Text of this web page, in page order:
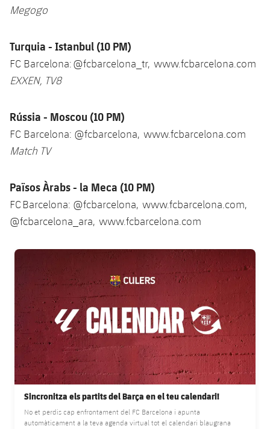
Megogo
Turquia - Istanbul (10 PM)
FC Barcelona: @fcbarcelona_tr, www.fcbarcelona.com
EXXEN, TV8
Rússia - Moscou (10 PM)
FC Barcelona: @fcbarcelona, www.fcbarcelona.com
Match TV
Països Àrabs - la Meca (10 PM)
FC Barcelona: @fcbarcelona, www.fcbarcelona.com,
@fcbarcelona_ara, www.fcbarcelona.com
FC Barcelona club badge
Sincronitza els partits del Barça en el teu calendari!
No et perdis cap enfrontament del FC Barcelona i apunta
automàticament a la teva agenda virtual tot el calendari blaugrana